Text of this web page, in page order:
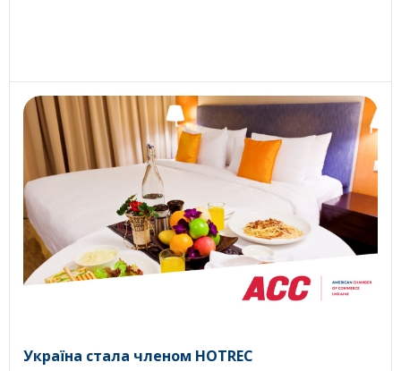
Україна стала членом HOTREC